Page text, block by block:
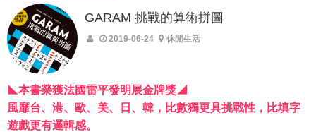
GARAM 挑戰的算術拼圖
2019-06-24 休閒生活
◣本書榮獲法國雷平發明展金牌獎◢
​風靡台、港、歐、美、日、韓，比數獨更具挑戰性，比填字
遊戲更有邏輯感。